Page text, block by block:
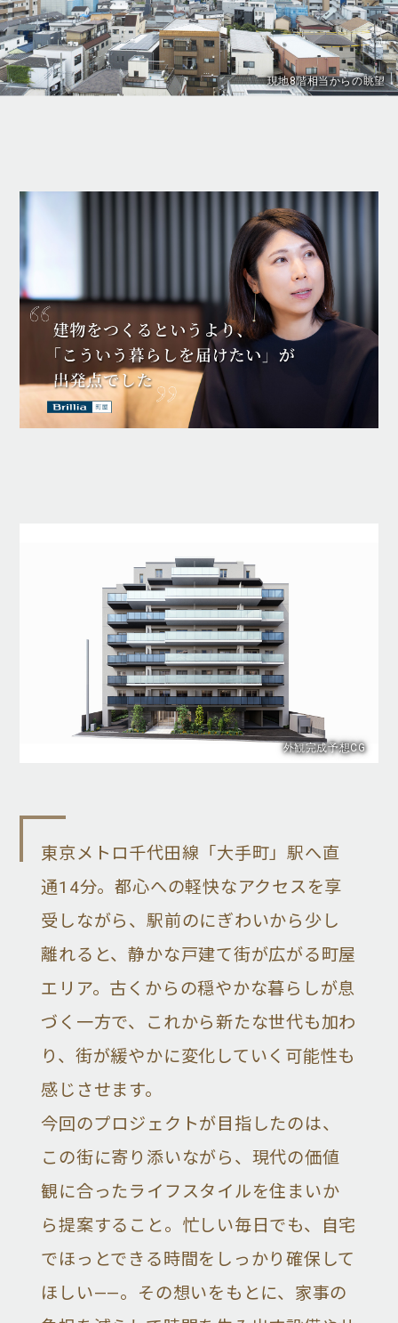
現地8階相当からの眺望
外観完成予想CG
東京メトロ千代田線「大手町」駅へ直
通14分。都心への軽快なアクセスを享
受しながら、駅前のにぎわいから少し
離れると、静かな戸建て街が広がる町屋
エリア。古くからの穏やかな暮らしが息
づく一方で、これから新たな世代も加わ
り、街が緩やかに変化していく可能性も
感じさせます。
今回のプロジェクトが目指したのは、
この街に寄り添いながら、現代の価値
観に合ったライフスタイルを住まいか
ら提案すること。忙しい毎日でも、自宅
でほっとできる時間をしっかり確保して
ほしい——。その想いをもとに、家事の